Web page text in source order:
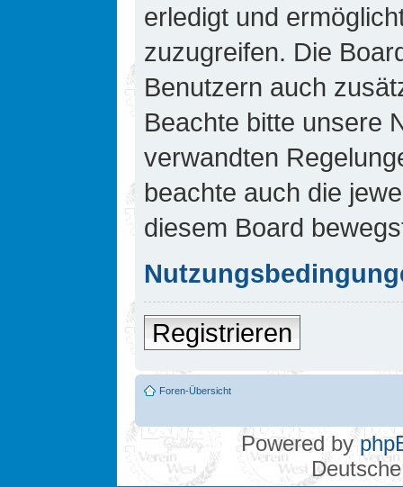
erledigt und
zuzugreifen. Die
Benutzern auch
Beachte bitte unsere
verwandten
beachte auch die
diesem Board
Registrieren
Foren-Übersicht
Powered by